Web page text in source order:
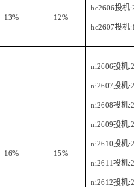
13% 12%
hc2606投机
hc2607投机
16% 15%
ni2606投机
ni2607投机
ni2608投机
ni2609投机
ni2610投机
ni2611投机
ni2612投机